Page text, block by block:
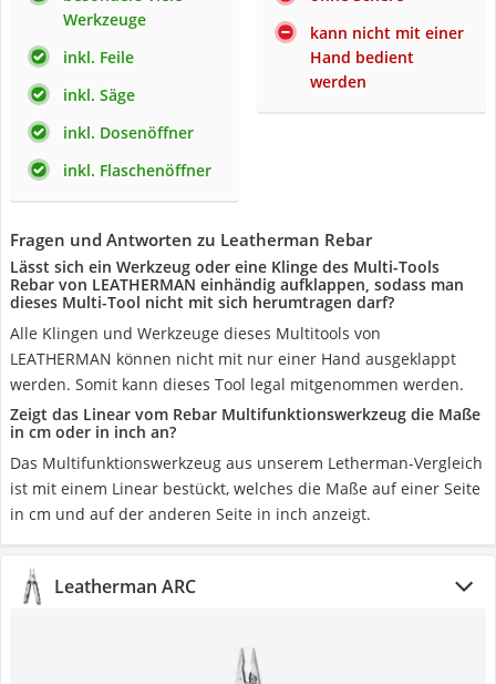
Werkzeuge
inkl. Feile
inkl. Säge
inkl. Dosenöffner
inkl. Flaschenöffner
kann nicht mit einer
Hand bedient
werden
Fragen und Antworten zu Leatherman Rebar
Lässt sich ein Werkzeug oder eine Klinge des Multi-Tools
Rebar von LEATHERMAN einhändig aufklappen, sodass man
dieses Multi-Tool nicht mit sich herumtragen darf?
Alle Klingen und Werkzeuge dieses Multitools von
LEATHERMAN können nicht mit nur einer Hand ausgeklappt
werden. Somit kann dieses Tool legal mitgenommen werden.
Zeigt das Linear vom Rebar Multifunktionswerkzeug die Maße
in cm oder in inch an?
Das Multifunktionswerkzeug aus unserem Letherman-Vergleich
ist mit einem Linear bestückt, welches die Maße auf einer Seite
in cm und auf der anderen Seite in inch anzeigt.
Leatherman ARC